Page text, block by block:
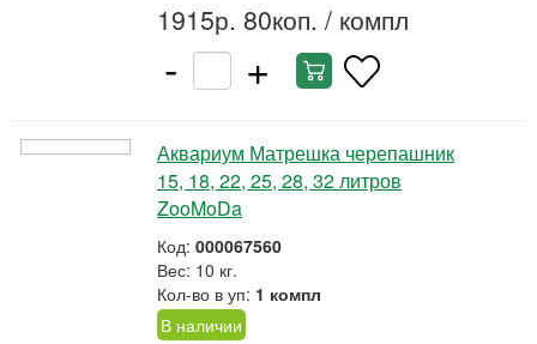
1915р. 80коп. / компл
- +
Аквариум Матрешка черепашник
15, 18, 22, 25, 28, 32 литров
ZooMoDa
Код: 000067560
Вес: 10 кг.
Кол-во в уп: 1 компл
В наличии